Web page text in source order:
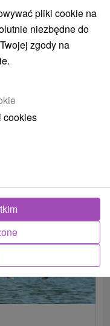
2.56 Km
pliki cookie na
niezbędne do
zgody na
cookies